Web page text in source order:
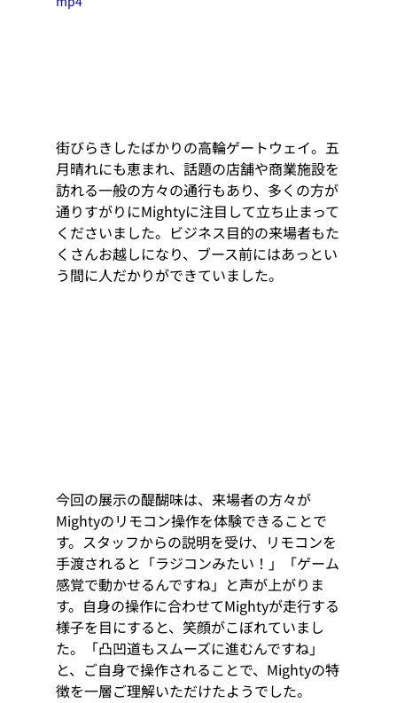
街びらきしたばかりの高輪ゲートウェイ。五
月晴れにも恵まれ、話題の店舗や商業施設を
訪れる一般の方々の通行もあり、多くの方が
通りすがりにMightyに注目して立ち止まって
くださいました。ビジネス目的の来場者もた
くさんお越しになり、ブース前にはあっとい
う間に人だかりができていました。
今回の展示の醍醐味は、来場者の方々が
Mightyのリモコン操作を体験できることで
す。スタッフからの説明を受け、リモコンを
手渡されると「ラジコンみたい！」「ゲーム
感覚で動かせるんですね」と声が上がりま
す。自身の操作に合わせてMightyが走行する
様子を目にすると、笑顔がこぼれていまし
た。「凸凹道もスムーズに進むんですね」
と、ご自身で操作されることで、Mightyの特
徴を一層ご理解いただけたようでした。